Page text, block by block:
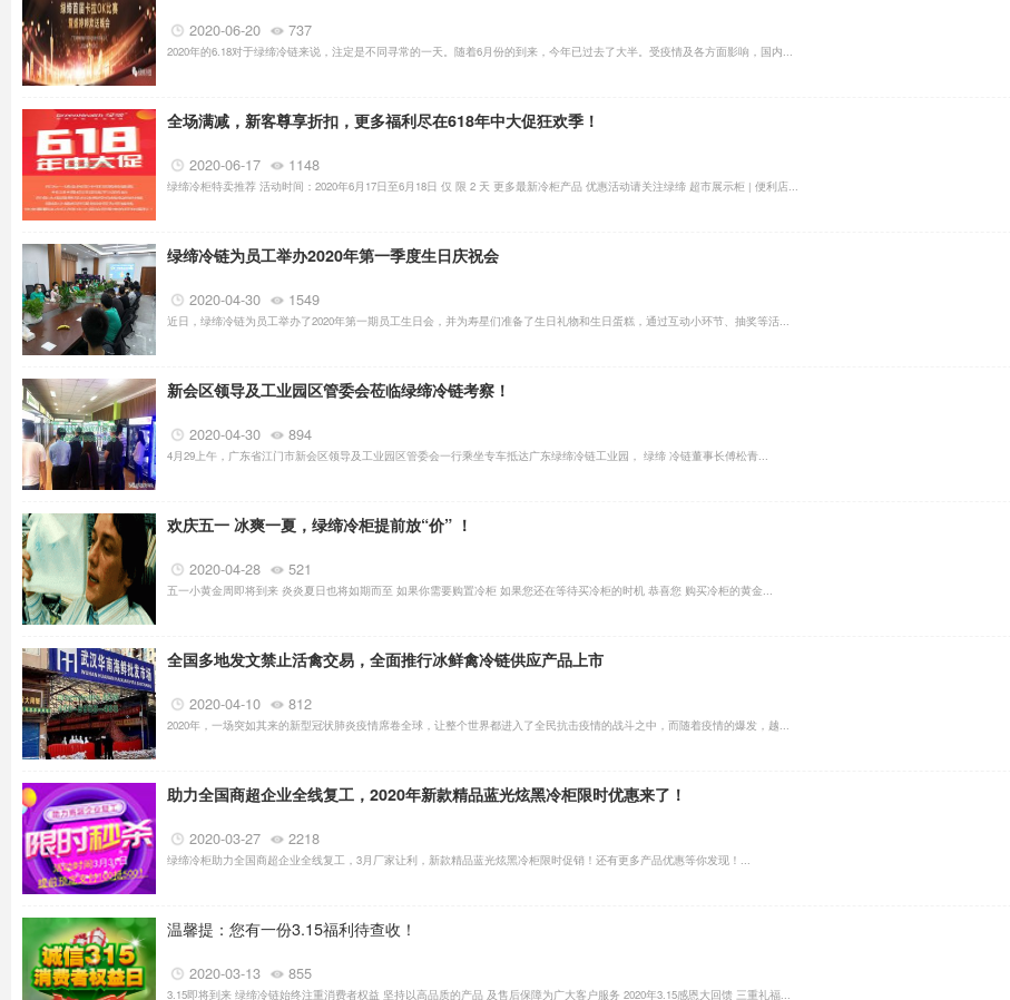
2020-06-20 737
2020年的6.18对于绿缔冷链来说，注定是不同寻常的一天。随着6月份的到来，今年已过去了大半。受疫情及各方面影响，国内...
全场满减，新客尊享折扣，更多福利尽在618年中大促狂欢季！
2020-06-17 1148
绿缔冷柜特卖推荐 活动时间：2020年6月17日至6月18日 仅 限 2 天 更多最新冷柜产品 优惠活动请关注绿缔 超市展示柜 | 便利店...
绿缔冷链为员工举办2020年第一季度生日庆祝会
2020-04-30 1549
近日，绿缔冷链为员工举办了2020年第一期员工生日会，并为寿星们准备了生日礼物和生日蛋糕，通过互动小环节、抽奖等活...
新会区领导及工业园区管委会莅临绿缔冷链考察！
2020-04-30 894
​4月29上午，广东省江门市新会区领导及工业园区管委会一行乘坐专车抵达广东绿缔冷链工业园， 绿缔 冷链董事长傅松青...
欢庆五一 冰爽一夏，绿缔冷柜提前放“价” ！
2020-04-28 521
五一小黄金周即将到来 炎炎夏日也将如期而至 如果你需要购置冷柜 如果您还在等待买冷柜的时机 恭喜您 购买冷柜的黄金...
全国多地发文禁止活禽交易，全面推行冰鲜禽冷链供应产品上市
2020-04-10 812
2020年，一场突如其来的新型冠状肺炎疫情席卷全球，让整个世界都进入了全民抗击疫情的战斗之中，而随着疫情的爆发，越...
助力全国商超企业全线复工，2020年新款精品蓝光炫黑冷柜限时优惠来了！
2020-03-27 2218
绿缔冷柜助力全国商超企业全线复工，3月厂家让利，新款精品蓝光炫黑冷柜限时促销！还有更多产品优惠等你发现！...
温馨提：您有一份3.15福利待查收！
2020-03-13 855
3.15即将到来 绿缔冷链始终注重消费者权益 坚持以高品质的产品 及售后保障为广大客户服务 2020年3.15感恩大回馈 三重礼福...